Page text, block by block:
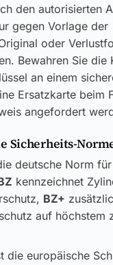
den autorisierten
gegen Vorlage der
oder
Bewahren Sie die
an einem
Ersatzkarte beim
angefordert
Sicherheits-
deutsche Norm für
kennzeichnet
BZ+
auf höchstem
die europäische